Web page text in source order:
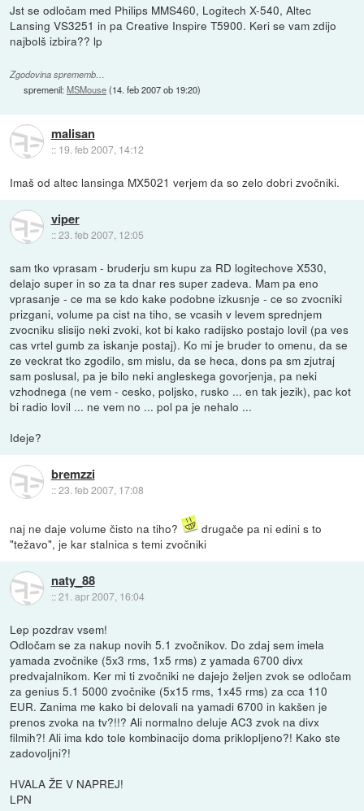
Jst se odločam med Philips MMS460, Logitech X-540, Altec
Lansing VS3251 in pa Creative Inspire T5900. Keri se vam zdijo
najbolš izbira?? lp
Zgodovina sprememb…
spremenil:MSMouse(14. feb 2007 ob 19:20)
malisan
:: 19. feb 2007, 14:12
Imaš od altec lansinga MX5021 verjem da so zelo dobri zvočniki.
viper
::23. feb 2007, 12:05
sam tko vprasam - bruderju sm kupu za RD logitechove X530,
delajo super in so za ta dnar res super zadeva. Mam pa eno
vprasanje - ce ma se kdo kake podobne izkusnje - ce so zvocniki
prizgani, volume pa cist na tiho, se vcasih v levem sprednjem
zvocniku slisijo neki zvoki, kot bi kako radijsko postajo lovil (pa ves
cas vrtel gumb za iskanje postaj). Ko mi je bruder to omenu, da se
ze veckrat tko zgodilo, sm mislu, da se heca, dons pa sm zjutraj
sam poslusal, pa je bilo neki angleskega govorjenja, pa neki
vzhodnega (ne vem - cesko, poljsko, rusko ... en tak jezik), pac kot
bi radio lovil ... ne vem no ... pol pa je nehalo ...
Ideje?
bremzzi
::23. feb 2007, 17:08
naj ne daje volume čisto na tiho?
drugače pa ni edini s to
"težavo", je kar stalnica s temi zvočniki
naty_88
::21. apr 2007, 16:04
Lep pozdrav vsem!
Odločam se za nakup novih 5.1 zvočnikov. Do zdaj sem imela
yamada zvočnike (5x3 rms, 1x5 rms) z yamada 6700 divx
predvajalnikom. Ker mi ti zvočniki ne dajejo željen zvok se odločam
za genius 5.1 5000 zvočnike (5x15 rms, 1x45 rms) za cca 110
EUR. Zanima me kako bi delovali na yamadi 6700 in kakšen je
prenos zvoka na tv?!!? Ali normalno deluje AC3 zvok na divx
filmih?! Ali ima kdo tole kombinacijo doma priklopljeno?! Kako ste
zadovoljni?!
HVALA ŽE V NAPREJ!
LPN